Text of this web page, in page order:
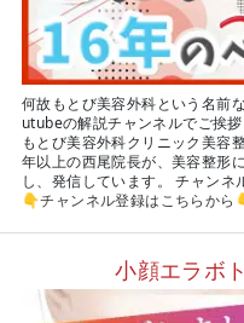
何故もとび美容外科という名前
utubeの解説チャンネルでご挨拶
もとび美容外科クリニック美容
年以上の西尾院長が、美容整形
し、発信しています。 チャンネ
👇チャンネル登録はこちらから
小顔エラボ